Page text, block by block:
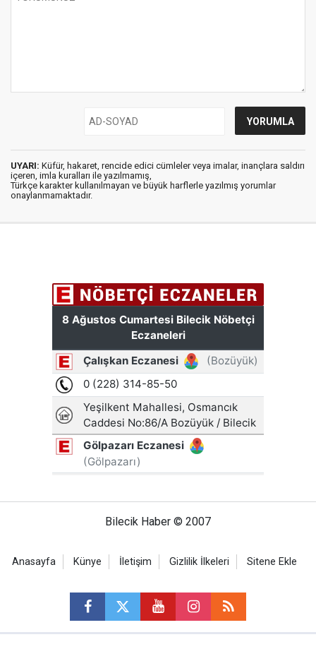
UYARI: Küfür, hakaret, rencide edici cümleler veya imalar, inançlara saldırı
içeren, imla kuralları ile yazılmamış,
Türkçe karakter kullanılmayan ve büyük harflerle yazılmış yorumlar
onaylanmamaktadır.
Bilecik Haber © 2007
Anasayfa Künye İletişim Gizlilik İlkeleri Sitene Ekle